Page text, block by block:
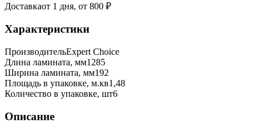
Доставкаот 1 дня, от 800 ₽
Характеристики
ПроизводительExpert Choice
Длина ламината, мм1285
Ширина ламината, мм192
Площадь в упаковке, м.кв1,48
Количество в упаковке, шт6
Описание